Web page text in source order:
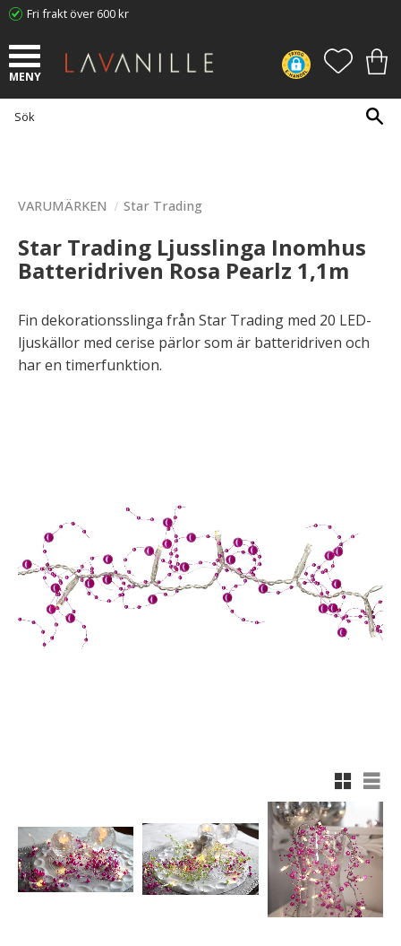
Fri frakt över 600 kr
VARUMÄRKEN Star Trading
Star Trading Ljusslinga Inomhus
Batteridriven Rosa Pearlz 1,1m
Fin dekorationsslinga från Star Trading med 20 LED-
ljuskällor med cerise pärlor som är batteridriven och
har en timerfunktion.